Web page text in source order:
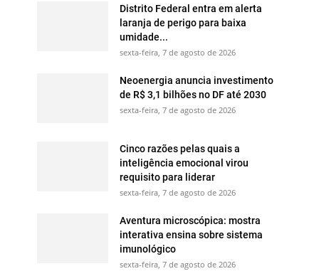
Distrito Federal entra em alerta
laranja de perigo para baixa
umidade...
sexta-feira, 7 de agosto de 2026
Neoenergia anuncia investimento
de R$ 3,1 bilhões no DF até 2030
sexta-feira, 7 de agosto de 2026
Cinco razões pelas quais a
inteligência emocional virou
requisito para liderar
sexta-feira, 7 de agosto de 2026
Aventura microscópica: mostra
interativa ensina sobre sistema
imunológico
sexta-feira, 7 de agosto de 2026